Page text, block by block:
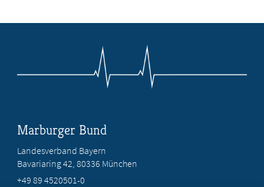
Marburger Bund
Landesverband Bayern
Bavariaring 42, 80336 München
+49 89 4520501-0